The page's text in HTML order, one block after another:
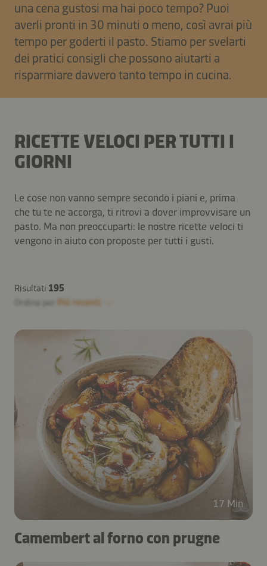
una cena gustosi ma hai poco tempo? Puoi
averli pronti in 30 minuti o meno, così avrai più
tempo per goderti il pasto. Stiamo per svelarti
dei pratici consigli che possono aiutarti a
risparmiare davvero tanto tempo in cucina.
RICETTE VELOCI PER TUTTI I
GIORNI
Le cose non vanno sempre secondo i piani e, prima
che tu te ne accorga, ti ritrovi a dover improvvisare un
pasto. Ma non preoccuparti: le nostre ricette veloci ti
vengono in aiuto con proposte per tutti i gusti.
Risultati 195
Ordina per
Più recenti
17 Min
Camembert al forno con prugne